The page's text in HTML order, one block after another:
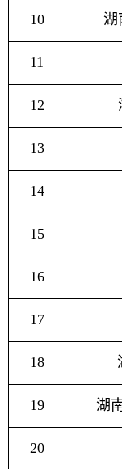
10 湖
11
12
13
14
1 5
16
17
18
19 湖
20